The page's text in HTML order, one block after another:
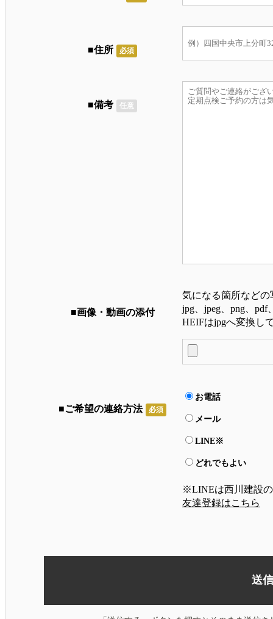
■住所 必須
■備考 任意
■画像・動画の添付
気になる箇所など
jpg、jpeg、png、
HEIFはjpgへ変換し
■ご希望の連絡方法 必須
お電話
メール
LINE※
どれでもよい
※LINEは西川建設
友達登録はこちら